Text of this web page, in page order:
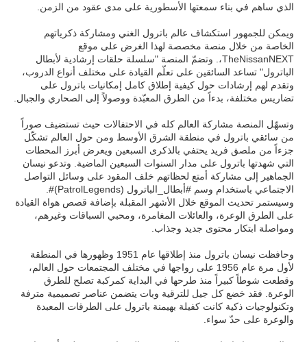
الذي ساهم في بناء سمعتها الأسطورية على مدى عقود من الزمن.
ويمكن للجمهور استكشاف عالم باترول الغني ومشاركة ذكرياتهم
الخاصة من خلال منصة مخصصة لهذا الغرض على موقع
TheNissanNEXT،. وتضمّ المنصة "سلسلة حلقات إرشادية لأبطال
الباترول" تساعد السائقين على تعلّم القيادة على مختلف أنواع الدروب،
وتقدم لهم إرشادات حول كيفية إطلاق كامل إمكانيات باترول على
تضاريس مختلفة، بدءاً من الطرق المعبّدة ووصولاً إلى الصحاري والجبال.
وتسهّل المنصة مشاركة العالم كله في الاحتفالات حيث تستضيف صوراً
من سائقي باترول في منطقة الشرق الأوسط ومن حول العالم تشكّل
جزءاً من ملصق فريد يحتفي بالذكرى السبعين ويعرض أبرز المحطات
التي شهدتها باترول على مدار السنوات السبعين الماضية. وتدعو نيسان
الجماهير إلى مشاركة أمتع لحظاتهم خلف المقود على وسائل التواصل
الاجتماعي باستخدام وسم #أبطال_الباترول (PatrolLegends)#.
وسيستمر تحديث الموقع خلال الأشهر المقبلة بإضافة قصص هواة القيادة
على الطرق الوعرة، والعائلات المغامرة، ومحبي السباقات وغيرهم،
ومواصلة ابتكار محتوى جديد وجذاب.
وحافظت نيسان باترول منذ إطلاقها عام 1951 وظهورها في المنطقة
لأول مرة عام 1956 على رواجها في مختلف المجتمعات حول العالم،
وقطعت شوطاً كبيراً منذ طرحها في البداية كمركبة تصلح للطرق
الوعرة. فقد خضع كل جيل للترقية وبات يتضمن عناصر تصميمية مترفة
وتكنولوجيات ذكية كانت كفيلة بهيمنة باترول على الطرقات المعبدة
والوعرة على حدّ سواء.